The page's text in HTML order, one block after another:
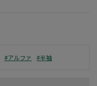
#アルファ #半袖